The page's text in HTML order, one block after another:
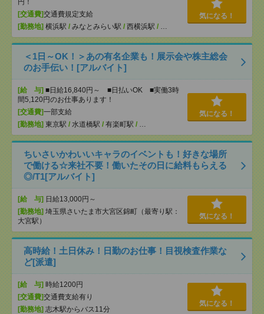
円！
[交通費]交通費規定支給
[勤務地] 横浜駅 / みなとみらい駅 / 西横浜駅 / …
気になる！
＜1日～OK！＞あの有名企業も！展示会や株主総会
のお手伝い！[アルバイト]
[給 与] ■日給16,840円～ ■日払いOK ■実働3時
間5,120円のお仕事あります！
[交通費]一部支給
[勤務地] 東京駅 / 水道橋駅 / 有楽町駅 / …
気になる！
ちいさいかわいいキャラのイベントも！好きな場所
で働ける☆来社不要！働いたその日に給料もらえる
◎/T1[アルバイト]
[給 与] 日給13,000円～
[勤務地] 埼玉県さいたま市大宮区錦町（最寄り駅：
大宮駅）
気になる！
高時給！土日休み！日勤のお仕事！目視検査作業な
ど[派遣]
[給 与] 時給1200円
[交通費]交通費支給有り
[勤務地] 志木駅からバス11分
気になる！